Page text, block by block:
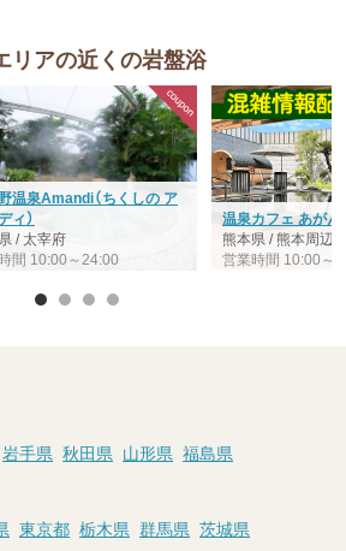
リアの近くの岩盤浴
温泉Amandi（ちくしの ア
ィ）
/ 太宰府
間 10:00～24:00
温泉カフェ あがん
熊本県 / 熊本周辺
営業時間 10:00～
岩手県 秋田県 山形県 福島県
東京都 栃木県 群馬県 茨城県